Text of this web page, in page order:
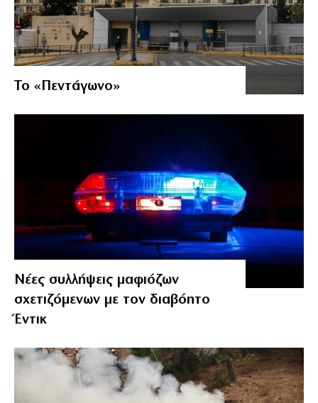
Το «Πεντάγωνο»
Νέες συλλήψεις μαφιόζων
σχετιζόμενων με τον διαβόητο
Έντικ